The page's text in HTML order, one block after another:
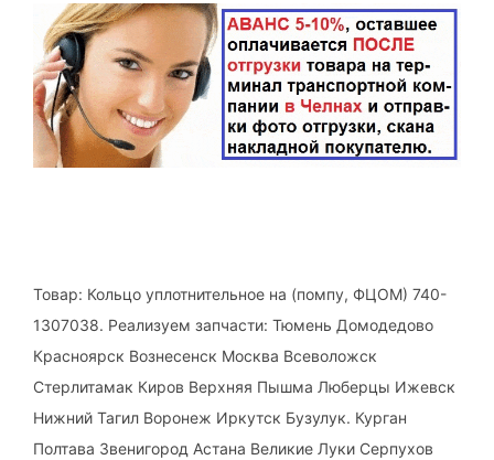
Товар: Кольцо уплотнительное на (помпу, ФЦОМ) 740-
1307038. Реализуем запчасти: Тюмень Домодедово
Красноярск Вознесенск Москва Всеволожск
Стерлитамак Киров Верхняя Пышма Люберцы Ижевск
Нижний Тагил Воронеж Иркутск Бузулук. Курган
Полтава Звенигород Астана Великие Луки Серпухов